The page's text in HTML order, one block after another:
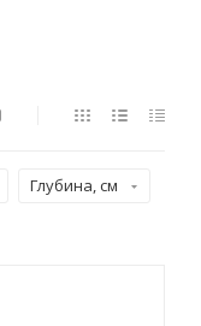
Глубина, см